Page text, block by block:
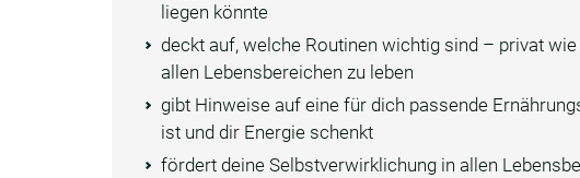
liegen könnte
deckt auf, welche Routinen wichtig sind – privat
allen Lebensbereichen zu leben
gibt Hinweise auf eine für dich passende
ist und dir Energie schenkt
fördert deine Selbstverwirklichung in allen